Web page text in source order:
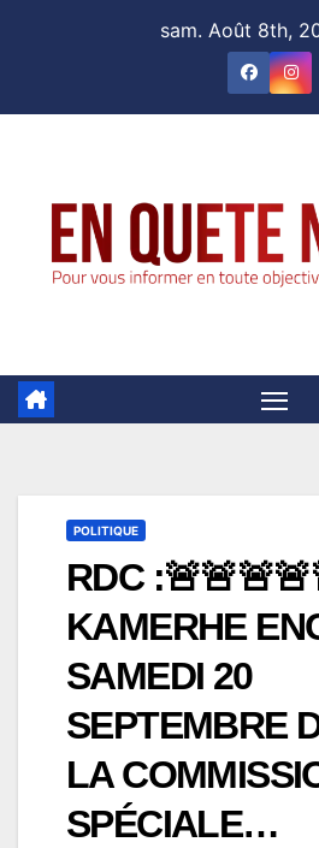
sam. Août 8th,
POLITIQUE
RDC
KAMERHE
SAMEDI 20
SEPTEMBRE
LA
SPÉCIALE…